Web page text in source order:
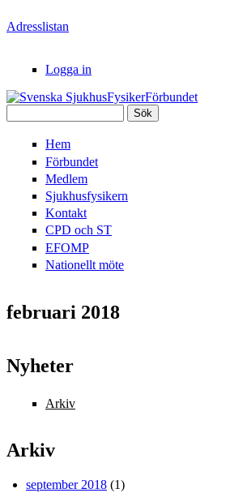
Adresslistan
Logga in
SjukhusFysikerFörbundet
Hem
Förbundet
Medlem
Sjukhusfysikern
Kontakt
CPD och ST
EFOMP
Nationellt möte
februari 2018
Nyheter
Arkiv
Arkiv
september 2018 (1)